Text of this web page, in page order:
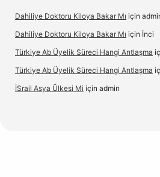
Dahiliye Doktoru Kiloya Bakar Mı için
Dahiliye Doktoru Kiloya Bakar Mı için İnci
Türkiye Ab Üyelik Süreci Hangi Antlaşma
Türkiye Ab Üyelik Süreci Hangi Antlaşma
İSrail Asya Ülkesi Mi için admin